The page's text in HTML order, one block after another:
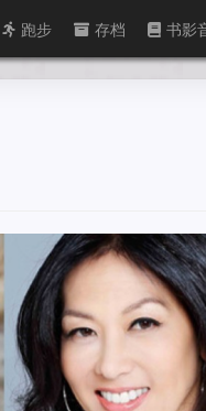
跑步 存档 书影